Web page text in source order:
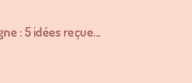
: 5 idées reçue...